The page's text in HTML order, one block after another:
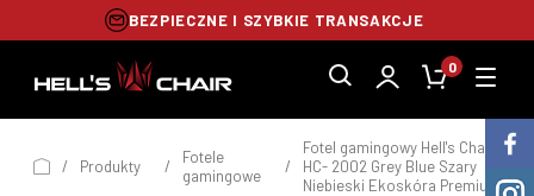
BEZPIECZNE I SZYBKIE TRANSAKCJE
0
/ Produkty /
Fotele
gamingowe
/
Fotel gamingowy Hell's Chair
HC- 2002 Grey Blue Szary
Niebieski Ekoskóra Premium